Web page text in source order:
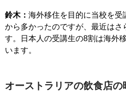
鈴木： 海外移住を目的に当校を受
から多かったのですが、最近はさ
す。日本人の受講生の8割は海外
います。
オーストラリアの飲食店の